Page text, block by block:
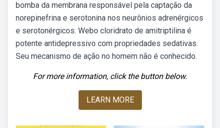
bomba da membrana responsável pela captação da
norepinefrina e serotonina nos neurônios adrenérgicos
e serotonérgicos. Webo cloridrato de amitriptilina é
potente antidepressivo com propriedades sedativas.
Seu mecanismo de ação no homem não é conhecido.
For more information, click the button below.
LEARN MORE